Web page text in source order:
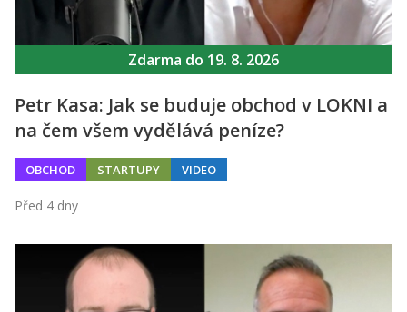
Zdarma do 19. 8. 2026
Petr Kasa: Jak se buduje obchod v LOKNI a
na čem všem vydělává peníze?
OBCHOD STARTUPY VIDEO
Před 4 dny